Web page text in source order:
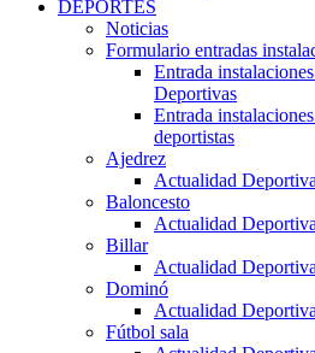
DEPORTES
Noticias
Formulario entradas
Entrada
Deportivas
Entrada
deportistas
Ajedrez
Actualidad Deportiva
Baloncesto
Actualidad Deportiva
Billar
Actualidad Deportiva
Dominó
Actualidad Deportiva
Fútbol sala